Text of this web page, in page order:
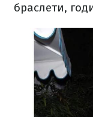
браслети,